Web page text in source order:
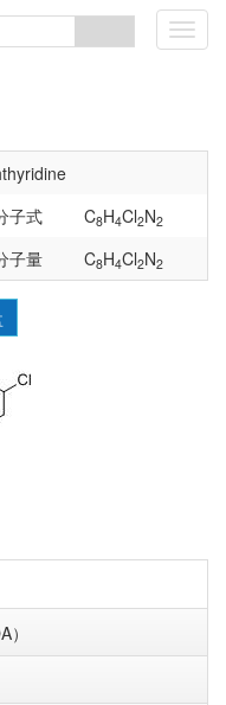
子式 C8H4Cl2N2
子量 C8H4Cl2N2